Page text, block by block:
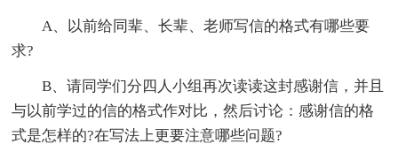
A、以前给同辈、长辈、老师写信的格式有哪些要
求?
B、请同学们分四人小组再次读读这封感谢信，并且
与以前学过的信的格式作对比，然后讨论：感谢信的格
式是怎样的?在写法上更要注意哪些问题?